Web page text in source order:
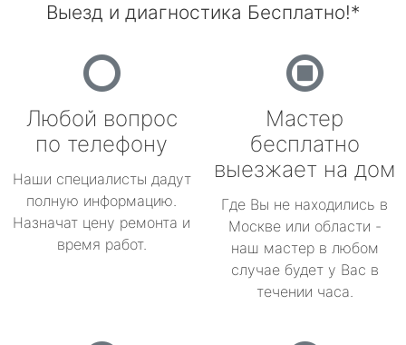
Выезд и диагностика Бесплатно!*
Любой вопрос
по телефону
Наши специалисты дадут
полную информацию.
Назначат цену ремонта и
время работ.
Мастер
бесплатно
выезжает на дом
Где Вы не находились в
Москве или области -
наш мастер в любом
случае будет у Вас в
течении часа.